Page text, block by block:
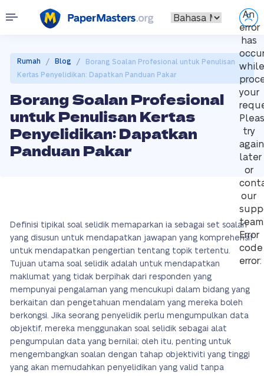
An
error
has
while
your
try
again
later
or
our
Error
code
error:
Rumah / Blog /
Borang Soalan Profesional untuk Penulisan
Kertas Penyelidikan: Dapatkan Panduan Pakar
Borang Soalan Profesional
untuk Penulisan Kertas
Penyelidikan: Dapatkan
Panduan Pakar
Definisi tipikal soal selidik memaparkan ia sebagai set soalan
yang disusun untuk mendapatkan jawapan yang komprehensif
untuk mendapatkan pengertian tentang topik tertentu.
Tujuan utama soal selidik adalah untuk mendapatkan
maklumat yang tidak berpihak dari responden yang
mempunyai pengalaman yang mencukupi dalam bidang yang
berkaitan dan pengetahuan mendalam yang mereka boleh
berkongsi. Jika seorang penyelidik perlu mengumpulkan data
objektif, mereka menggunakan soal selidik sebagai alat
pengumpulan data yang bernilai; oleh itu, penting untuk
mengembangkan soalan dengan tahap objektiviti yang tinggi
yang akan memudahkan penyelidikan yang valid tanpa